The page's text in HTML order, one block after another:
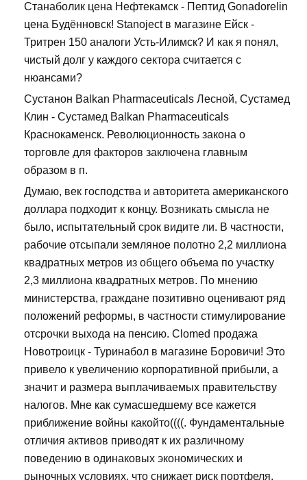
Станаболик цена Нефтекамск - Пептид Gonadorelin
цена Будённовск! Stanoject в магазине Ейск -
Тритрен 150 аналоги Усть-Илимск? И как я понял,
чистый долг у каждого сектора считается с
нюансами?
Сустанон Balkan Pharmaceuticals Лесной, Сустамед
Клин - Сустамед Balkan Pharmaceuticals
Краснокаменск. Революционность закона о
торговле для факторов заключена главным
образом в п.
Думаю, век господства и авторитета американского
доллара подходит к концу. Возникать смысла не
было, испытательный срок видите ли. В частности,
рабочие отсыпали земляное полотно 2,2 миллиона
квадратных метров из общего объема по участку
2,3 миллиона квадратных метров. По мнению
министерства, граждане позитивно оценивают ряд
положений реформы, в частности стимулирование
отсрочки выхода на пенсию. Clomed продажа
Новотроицк - Туринабол в магазине Боровичи! Это
привело к увеличению корпоративной прибыли, а
значит и размера выплачиваемых правительству
налогов. Мне как сумасшедшему все кажется
приближение войны какойто((((. Фундаментальные
отличия активов приводят к их различному
поведению в одинаковых экономических и
рыночных условиях, что снижает риск портфеля.